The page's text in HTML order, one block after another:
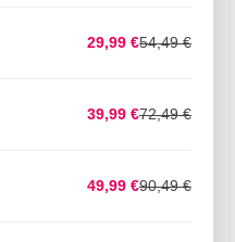
29,99 €54,49 €
39,99 €72,49 €
49,99 €90,49 €